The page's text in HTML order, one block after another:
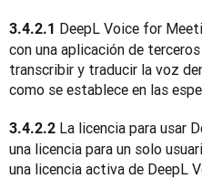
3.4.2.1 DeepL Voice for
con una aplicación de
transcribir y traducir la voz
como se establece en las
3.4.2.2 La licencia para usar
una licencia para un solo
una licencia activa de DeepL